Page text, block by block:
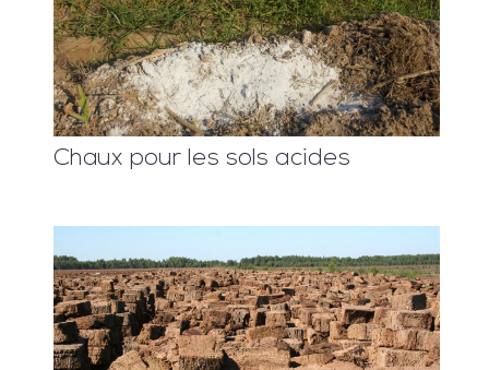
Chaux pour les sols acides